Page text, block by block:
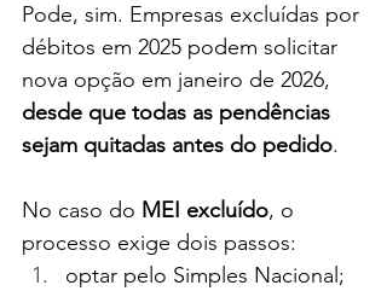
Pode, sim. Empresas excluídas por
débitos em 2025 podem solicitar
nova opção em janeiro de 2026,
desde que todas as pendências
sejam quitadas antes do pedido.
No caso do MEI excluído, o
processo exige dois passos:
optar pelo Simples Nacional;